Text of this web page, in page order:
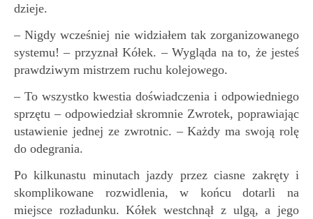
dzieje.
– Nigdy wcześniej nie widziałem tak zorganizowanego
systemu! – przyznał Kółek. – Wygląda na to, że jesteś
prawdziwym mistrzem ruchu kolejowego.
– To wszystko kwestia doświadczenia i odpowiedniego
sprzętu – odpowiedział skromnie Zwrotek, poprawiając
ustawienie jednej ze zwrotnic. – Każdy ma swoją rolę
do odegrania.
Po kilkunastu minutach jazdy przez ciasne zakręty i
skomplikowane rozwidlenia, w końcu dotarli na
miejsce rozładunku. Kółek westchnął z ulgą, a jego